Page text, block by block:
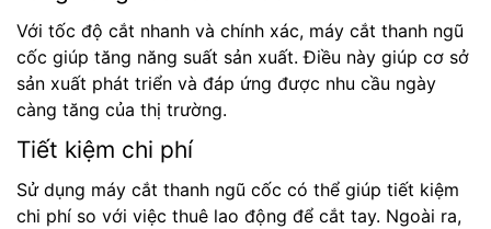
Với tốc độ cắt nhanh và chính xác, máy cắt thanh ngũ
cốc giúp tăng năng suất sản xuất. Điều này giúp cơ sở
sản xuất phát triển và đáp ứng được nhu cầu ngày
càng tăng của thị trường.
Tiết kiệm chi phí
Sử dụng máy cắt thanh ngũ cốc có thể giúp tiết kiệm
chi phí so với việc thuê lao động để cắt tay. Ngoài ra,